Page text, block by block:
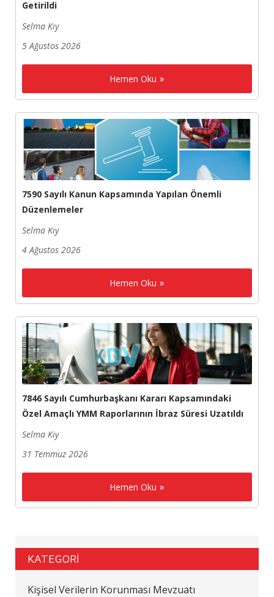
Getirildi
Selma Kıy
5 Ağustos 2026
Hemen Oku
7590 Sayılı Kanun Kapsamında Yapılan Önemli
Düzenlemeler
Selma Kıy
4 Ağustos 2026
Hemen Oku
7846 Sayılı Cumhurbaşkanı Kararı Kapsamındaki
Özel Amaçlı YMM Raporlarının İbraz Süresi Uzatıldı
Selma Kıy
31 Temmuz 2026
Hemen Oku
KATEGORİ
Kişisel Verilerin Korunması Mevzuatı